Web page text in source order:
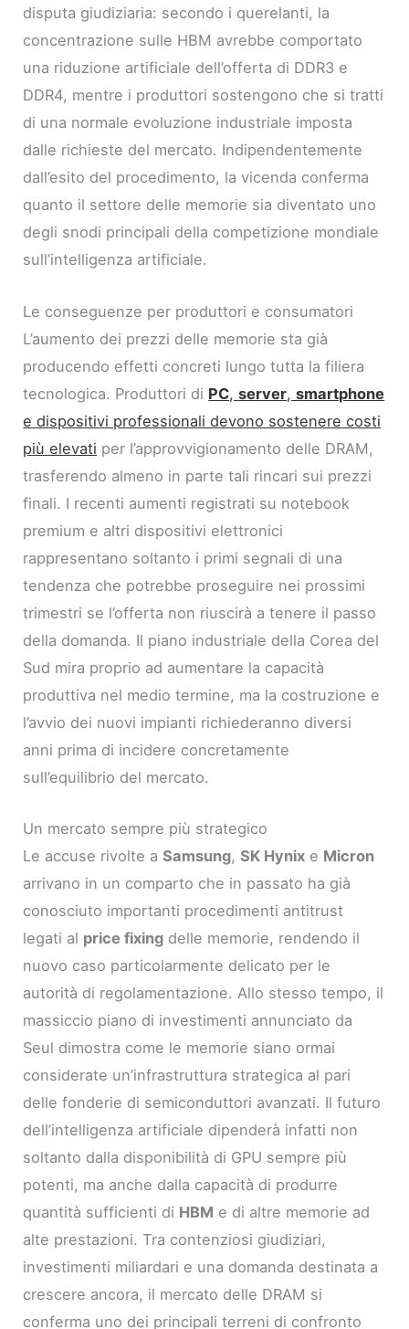
disputa giudiziaria: secondo i querelanti, la
concentrazione sulle HBM avrebbe comportato
una riduzione artificiale dell’offerta di DDR3 e
DDR4, mentre i produttori sostengono che si tratti
di una normale evoluzione industriale imposta
dalle richieste del mercato. Indipendentemente
dall’esito del procedimento, la vicenda conferma
quanto il settore delle memorie sia diventato uno
degli snodi principali della competizione mondiale
sull’intelligenza artificiale.
Le conseguenze per produttori e consumatori
L’aumento dei prezzi delle memorie sta già
producendo effetti concreti lungo tutta la filiera
tecnologica. Produttori di PC,server,smartphone
e dispositivi professionali devono sostenere costi
più elevati per l’approvvigionamento delle DRAM,
trasferendo almeno in parte tali rincari sui prezzi
finali. I recenti aumenti registrati su notebook
premium e altri dispositivi elettronici
rappresentano soltanto i primi segnali di una
tendenza che potrebbe proseguire nei prossimi
trimestri se l’offerta non riuscirà a tenere il passo
della domanda. Il piano industriale della Corea del
Sud mira proprio ad aumentare la capacità
produttiva nel medio termine, ma la costruzione e
l’avvio dei nuovi impianti richiederanno diversi
anni prima di incidere concretamente
sull’equilibrio del mercato.
Un mercato sempre più strategico
Le accuse rivolte aSamsung,SK Hynix e Micron
arrivano in un comparto che in passato ha già
conosciuto importanti procedimenti antitrust
legati al price fixing delle memorie, rendendo il
nuovo caso particolarmente delicato per le
autorità di regolamentazione. Allo stesso tempo, il
massiccio piano di investimenti annunciato da
Seul dimostra come le memorie siano ormai
considerate un’infrastruttura strategica al pari
delle fonderie di semiconduttori avanzati. Il futuro
dell’intelligenza artificiale dipenderà infatti non
soltanto dalla disponibilità di GPU sempre più
potenti, ma anche dalla capacità di produrre
quantità sufficienti di HBM e di altre memorie ad
alte prestazioni. Tra contenziosi giudiziari,
investimenti miliardari e una domanda destinata a
crescere ancora, il mercato delle DRAM si
conferma uno dei principali terreni di confronto